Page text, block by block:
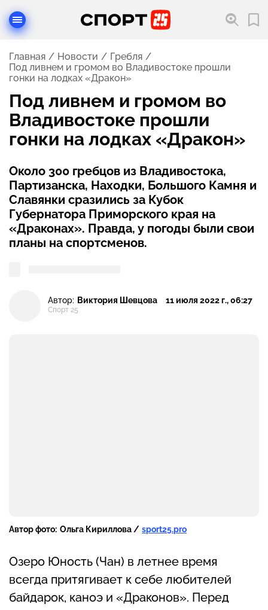
Главная Новости
Гребля
Под ливнем и громом во Владивостоке прошли
гонки на лодках «Дракон»
Под ливнем и громом во
Владивостоке прошли
гонки на лодках «Дракон»
Около 300 гребцов из Владивостока,
Партизанска, Находки, Большого Камня и
Славянки сразились за Кубок
Губернатора Приморского края на
«Драконах». Правда, у погоды были свои
планы на спортсменов.
Автор: Виктория Шевцова
Спорт 25
11 июля 2022 г., 06:27
Автор фото: Ольга Кириллова / sport25.pro
Озеро Юность (Чан) в летнее время
всегда притягивает к себе любителей
байдарок, каноэ и «Драконов». Перед